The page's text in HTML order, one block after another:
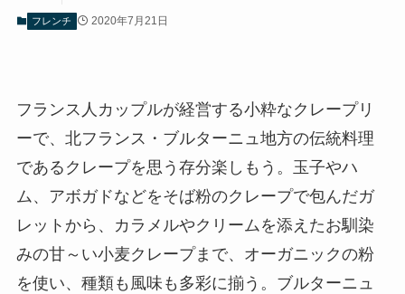
フレンチ 2020年7月21日
フランス人カップルが経営する小粋なクレープリ
ーで、北フランス・ブルターニュ地方の伝統料理
であるクレープを思う存分楽しもう。玉子やハ
ム、アボガドなどをそば粉のクレープで包んだガ
レットから、カラメルやクリームを添えたお馴染
みの甘～い小麦クレープまで、オーガニックの粉
を使い、種類も風味も多彩に揃う。ブルターニュ